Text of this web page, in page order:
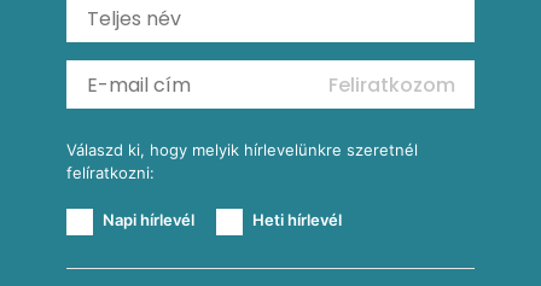
Ratatouille
Almás-kéksajtos kukoricasaláta
Köretek
Reggeli receptek
Feliratkozom
Válaszd ki, hogy melyik hírlevelünkre szeretnél
felíratkozni:
Napi hírlevél Heti hírlevél